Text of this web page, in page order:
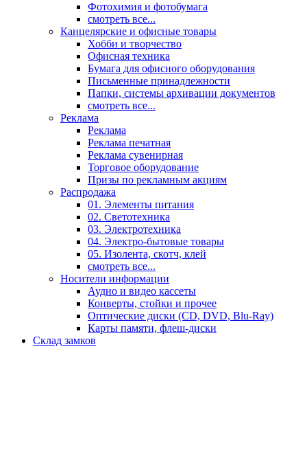
Фотохимия и фотобумага
смотреть все...
Канцелярские и офисные товары
Хобби и творчество
Офисная техника
Бумага для офисного оборудования
Письменные принадлежности
Папки, системы архивации документов
смотреть все...
Реклама
Реклама
Реклама печатная
Реклама сувенирная
Торговое оборудование
Призы по рекламным акциям
Распродажа
01. Элементы питания
02. Светотехника
03. Электротехника
04. Электро-бытовые товары
05. Изолента, скотч, клей
смотреть все...
Носители информации
Аудио и видео кассеты
Конверты, стойки и прочее
Оптические диски (CD, DVD, Blu-Ray)
Карты памяти, флеш-диски
Склад замков